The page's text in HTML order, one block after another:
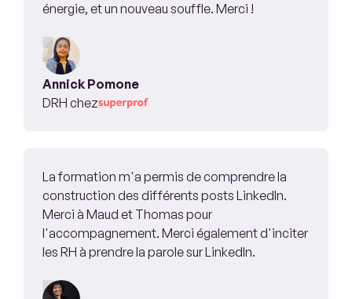
énergie, et un nouveau souffle. Merci !
Annick Pomone
DRH chez
La formation m'a permis de comprendre la
construction des différents posts LinkedIn.
Merci à Maud et Thomas pour
l'accompagnement. Merci également d'inciter
les RH à prendre la parole sur LinkedIn.